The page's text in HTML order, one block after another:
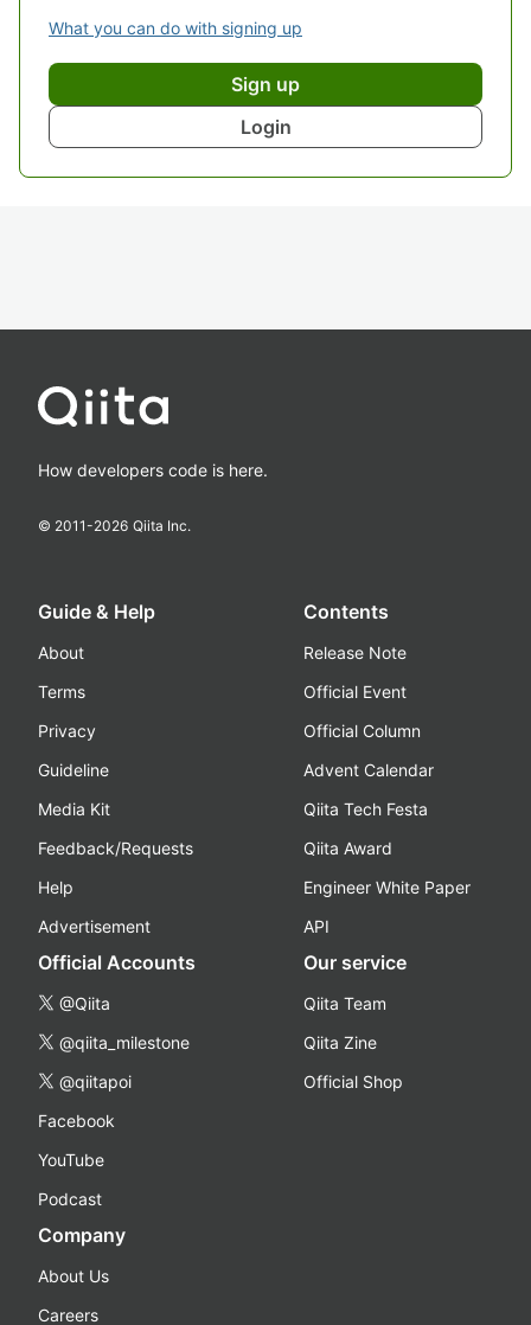
What you can do with signing up
Sign up
Login
How developers code is here.
© 2011-2026 Qiita Inc.
Guide & Help
About
Terms
Privacy
Guideline
Media Kit
Feedback/Requests
Help
Advertisement
Contents
Release Note
Official Event
Official Column
Advent Calendar
Qiita Tech Festa
Qiita Award
Engineer White Paper
API
Official Accounts
@Qiita
@qiita_milestone
@qiitapoi
Facebook
YouTube
Podcast
Our service
Qiita Team
Qiita Zine
Official Shop
Company
About Us
Careers